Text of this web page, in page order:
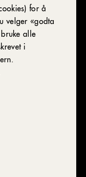
ENGLISH
for å
velger «godta
alle
i